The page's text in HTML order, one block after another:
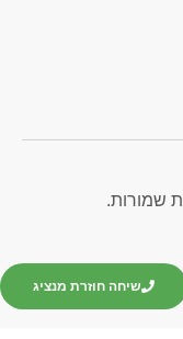
שיחה חוזרת מנציג